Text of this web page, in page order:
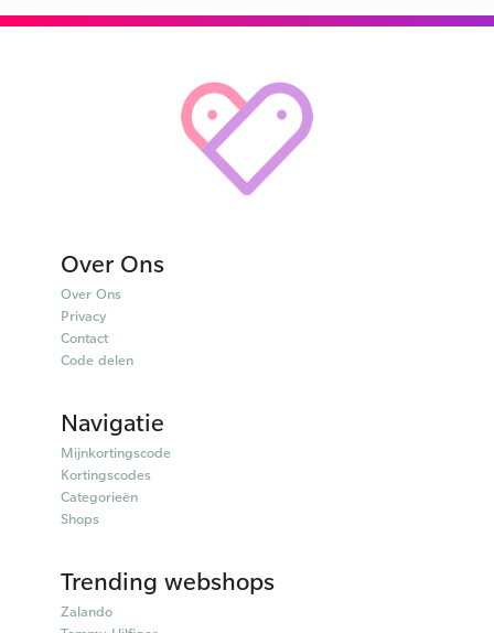
Over Ons
Over Ons
Privacy
Contact
Code delen
Navigatie
Mijnkortingscode
Kortingscodes
Categorieën
Shops
Trending webshops
Zalando